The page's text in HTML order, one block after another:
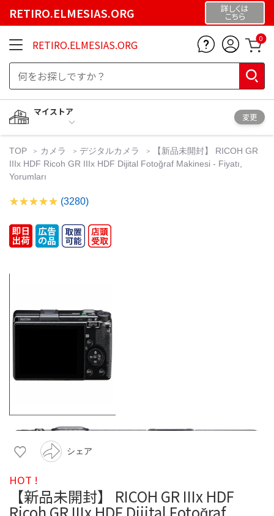
RETIRO.ELMESIAS.ORG 詳しくは
こちら
RETIRO.ELMESIAS.ORG 0
マイストア
変更
TOP カメラ デジタルカメラ
【新品未開封】 RICOH GR
IIIx HDF Ricoh GR IIIx HDF Dijital Fotoğraf Makinesi - Fiyatı,
Yorumları
(3280)
シェア
HOT !
【新品未開封】 RICOH GR IIIx HDF